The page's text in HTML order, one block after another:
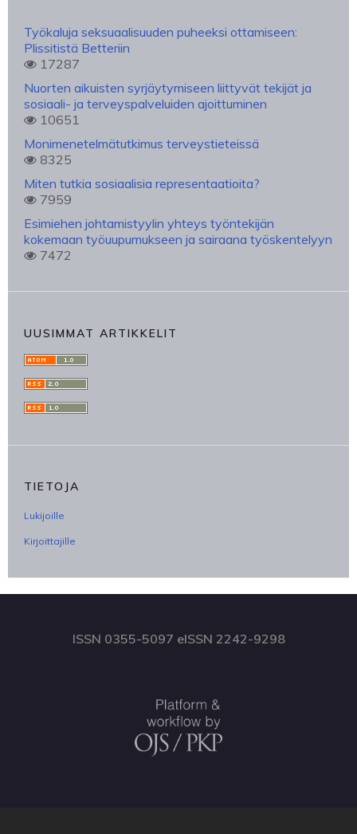
Työkaluja seksuaalisuuden puheeksi ottamiseen:
Plissitistä Betteriin
17287
Nuorten aikuisten syrjäytymiseen liittyvät tekijät ja
sosiaali- ja terveyspalveluiden ajoittuminen
10651
Monimenetelmätutkimus terveystieteissä
8325
Miten tutkia sosiaalisia representaatioita?
7959
Esimiehen johtamistyylin yhteys työntekijän
kokemaan työuupumukseen ja sairaana työskentelyyn
7472
UUSIMMAT ARTIKKELIT
TIETOJA
Lukijoille
Kirjoittajille
ISSN 0355-5097 eISSN 2242-9298